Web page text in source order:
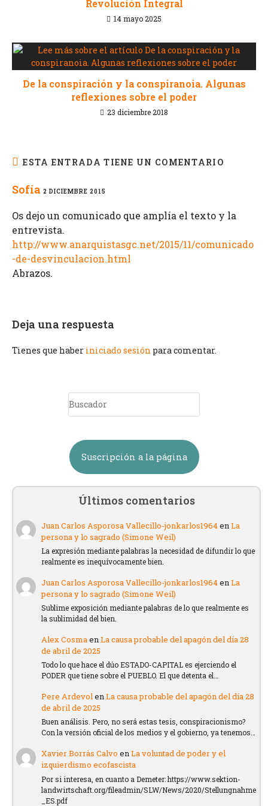
Revolución Integral
14 mayo 2025
De la conspiración y la conspiranoia. Algunas
reflexiones sobre el poder
23 diciembre 2018
ESTA ENTRADA TIENE UN COMENTARIO
Sofía 2 DICIEMBRE 2015
Os dejo un comunicado que amplía el texto y la
entrevista.
http://www.anarquistasgc.net/2015/11/comunicado
-de-desvinculacion.html
Abrazos.
Deja una respuesta
Tienes que haber iniciado sesión para comentar.
Suscripción a la página
Últimos comentarios
Juan Carlos Asporosa Vallecillo-jonkarlos1964enLa
persona y lo sagrado (Simone Weil)
La expresión mediante palabras la necesidad de difundir lo que
realmente es inequívocamente bien.
Juan Carlos Asporosa Vallecillo-jonkarlos1964enLa
persona y lo sagrado (Simone Weil)
Sublime exposición mediante palabras de lo que realmente es
la sublimidad del bien.
Alex CosmaenLa causa probable del apagón del día 28
de abril de 2025
Todo lo que hace el dúo ESTADO-CAPITAL es ejerciendo el
PODER que tiene sobre el PUEBLO. El que detenta el…
Pere ArdevolenLa causa probable del apagón del día 28
de abril de 2025
Buen análisis. Pero, no será estas tesis, conspiracionismo?
Con la versión oficial de los medios y el gobierno, ya tenemos…
Xavier Borràs Calvo enLa voluntad de poder y el
izquierdismo ecofascista
Por si interesa, en cuanto a Demeter: https://www.sektion-
landwirtschaft.org/fileadmin/SLW/News/2020/Stellungnahme
_ES.pdf